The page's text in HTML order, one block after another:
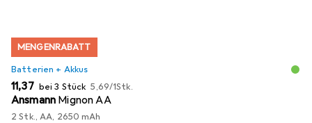
MENGENRABATT
Batterien + Akkus
EUR
11,37 bei 3 Stück EUR
5,69/1Stk.
Ansmann Mignon AA
2 Stk., AA, 2650 mAh